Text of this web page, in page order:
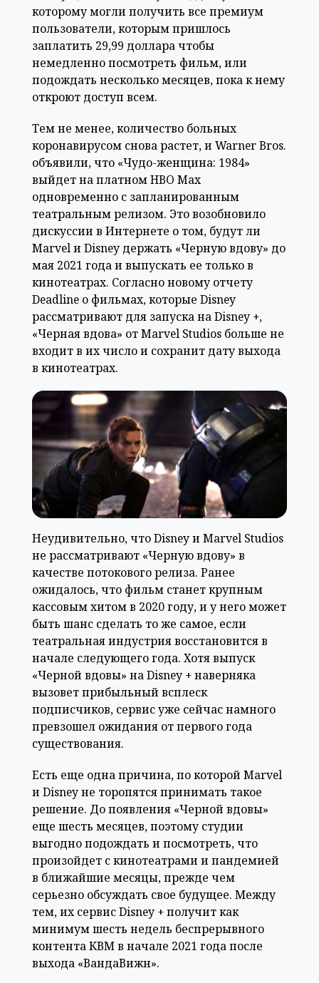
которому могли получить все премиум
пользователи, которым пришлось
заплатить 29,99 доллара чтобы
немедленно посмотреть фильм, или
подождать несколько месяцев, пока к нему
откроют доступ всем.
Тем не менее, количество больных
коронавирусом снова растет, и Warner Bros.
объявили, что «Чудо-женщина: 1984»
выйдет на платном HBO Max
одновременно с запланированным
театральным релизом. Это возобновило
дискуссии в Интернете о том, будут ли
Marvel и Disney держать «Черную вдову» до
мая 2021 года и выпускать ее только в
кинотеатрах. Согласно новому отчету
Deadline о фильмах, которые Disney
рассматривают для запуска на Disney +,
«Черная вдова» от Marvel Studios больше не
входит в их число и сохранит дату выхода
в кинотеатрах.
Неудивительно, что Disney и Marvel Studios
не рассматривают «Черную вдову» в
качестве потокового релиза. Ранее
ожидалось, что фильм станет крупным
кассовым хитом в 2020 году, и у него может
быть шанс сделать то же самое, если
театральная индустрия восстановится в
начале следующего года. Хотя выпуск
«Черной вдовы» на Disney + наверняка
вызовет прибыльный всплеск
подписчиков, сервис уже сейчас намного
превзошел ожидания от первого года
существования.
Есть еще одна причина, по которой Marvel
и Disney не торопятся принимать такое
решение. До появления «Черной вдовы»
еще шесть месяцев, поэтому студии
выгодно подождать и посмотреть, что
произойдет с кинотеатрами и пандемией
в ближайшие месяцы, прежде чем
серьезно обсуждать свое будущее. Между
тем, их сервис Disney + получит как
минимум шесть недель беспрерывного
контента КВМ в начале 2021 года после
выхода «ВандаВижн».